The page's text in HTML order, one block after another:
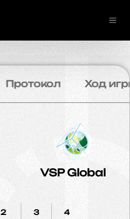
Протокол Ход
VSP Global
2
3
4